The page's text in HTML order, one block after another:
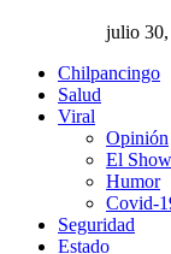
julio
Chilpancingo
Salud
Viral
Opinión
El Show
Humor
Covid-
Seguridad
Estado